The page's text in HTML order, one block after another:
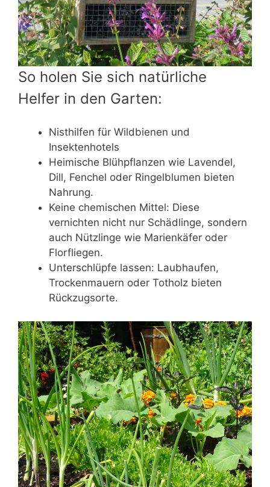
So holen Sie sich natürliche
Helfer in den Garten:
Nisthilfen für Wildbienen und
Insektenhotels
Heimische Blühpflanzen wie Lavendel,
Dill, Fenchel oder Ringelblumen bieten
Nahrung.
Keine chemischen Mittel: Diese
vernichten nicht nur Schädlinge, sondern
auch Nützlinge wie Marienkäfer oder
Florfliegen.
Unterschlüpfe lassen: Laubhaufen,
Trockenmauern oder Totholz bieten
Rückzugsorte.